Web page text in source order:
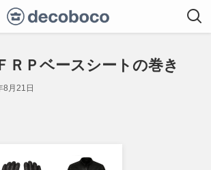
ＲＰベースシートの巻き
8月21日